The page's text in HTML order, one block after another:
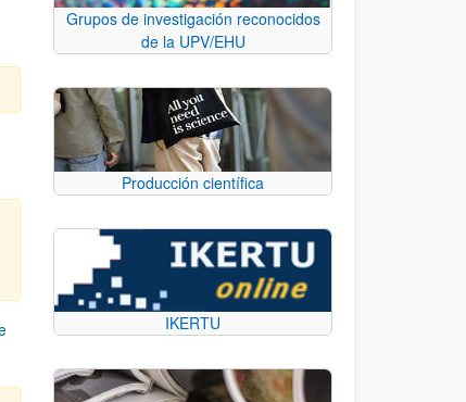
Grupos de investigación reconocidos
de la UPV/EHU
Producción científica
IKERTU